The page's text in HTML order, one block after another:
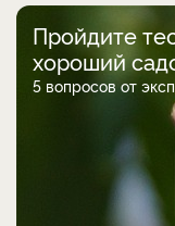
Пройдите
хороший
5 вопросов от